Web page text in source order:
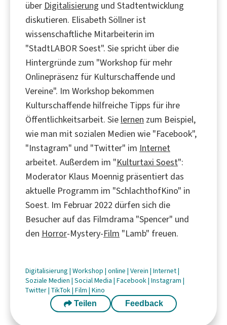
über Digitalisierung und Stadtentwicklung
diskutieren. Elisabeth Söllner ist
wissenschaftliche Mitarbeiterin im
"StadtLABOR Soest". Sie spricht über die
Hintergründe zum "Workshop für mehr
Onlinepräsenz für Kulturschaffende und
Vereine". Im Workshop bekommen
Kulturschaffende hilfreiche Tipps für ihre
Öffentlichkeitsarbeit. Sie lernen zum Beispiel,
wie man mit sozialen Medien wie "Facebook",
"Instagram" und "Twitter" im Internet
arbeitet. Außerdem im "Kulturtaxi Soest":
Moderator Klaus Moennig präsentiert das
aktuelle Programm im "SchlachthofKino" in
Soest. Im Februar 2022 dürfen sich die
Besucher auf das Filmdrama "Spencer" und
den Horror-Mystery-Film "Lamb" freuen.
Digitalisierung | Workshop | online | Verein | Internet|
Soziale Medien | Social Media | Facebook| Instagram |
Twitter| TikTok| Film | Kino
Teilen Feedback